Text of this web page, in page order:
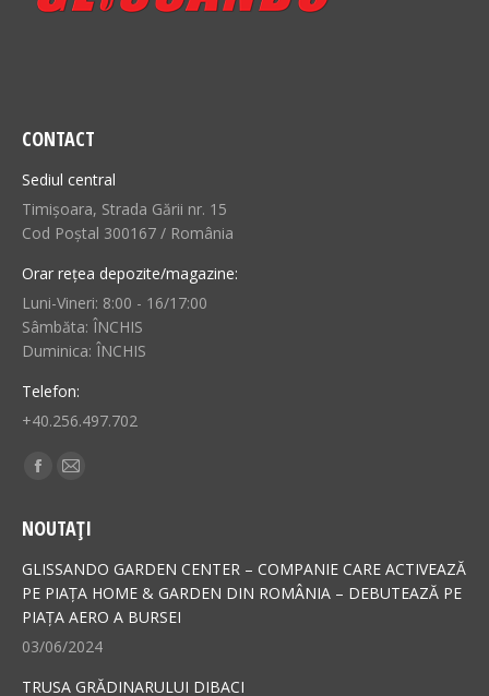
CONTACT
Sediul central
Timișoara, Strada Gării nr. 15
Cod Poștal 300167 / România
Orar rețea depozite/magazine:
Luni-Vineri: 8:00 - 16/17:00
Sâmbăta: ÎNCHIS
Duminica: ÎNCHIS
Telefon:
+40.256.497.702
Find us on:
Facebook
opens
in
new
window
Mail
opens
in
new
window
NOUTAȚI
GLISSANDO GARDEN CENTER – COMPANIE CARE ACTIVEAZĂ
PE PIAȚA HOME & GARDEN DIN ROMÂNIA – DEBUTEAZĂ PE
PIAȚA AERO A BURSEI
03/06/2024
TRUSA GRĂDINARULUI DIBACI